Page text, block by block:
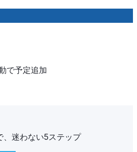
で予定追加
、迷わない5ステップ